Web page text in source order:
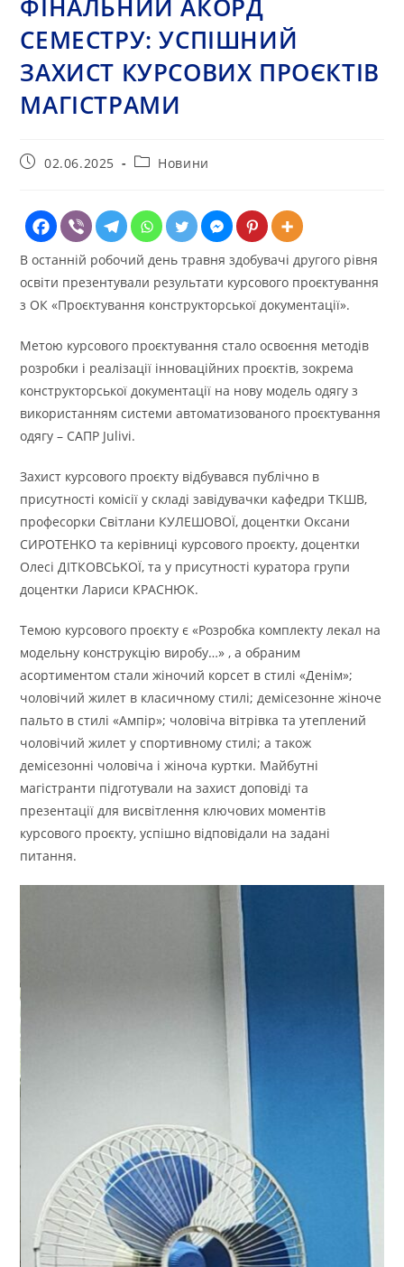
ФІНАЛЬНИЙ АКОРД
СЕМЕСТРУ: УСПІШНИЙ
ЗАХИСТ КУРСОВИХ ПРОЄКТІВ
МАГІСТРАМИ
Запис02.06.2025
Категорія
Новини
В останній робочий день травня здобувачі другого рівня
освіти презентували результати курсового проєктування
з ОК «Проєктування конструкторської документації».
Метою курсового проєктування стало освоєння методів
розробки і реалізації інноваційних проєктів, зокрема
конструкторської документації на нову модель одягу з
використанням системи автоматизованого проєктування
одягу – САПР Julivi.
Захист курсового проєкту відбувався публічно в
присутності комісії у складі завідувачки кафедри ТКШВ,
професорки Світлани КУЛЕШОВОЇ, доцентки Оксани
СИРОТЕНКО та керівниці курсового проєкту, доцентки
Олесі ДІТКОВСЬКОЇ, та у присутності куратора групи
доцентки Лариси КРАСНЮК.
Темою курсового проєкту є «Розробка комплекту лекал на
модельну конструкцію виробу…» , а обраним
асортиментом стали жіночий корсет в стилі «Денім»;
чоловічий жилет в класичному стилі; демісезонне жіноче
пальто в стилі «Ампір»; чоловіча вітрівка та утеплений
чоловічий жилет у спортивному стилі; а також
демісезонні чоловіча і жіноча куртки. Майбутні
магістранти підготували на захист доповіді та
презентації для висвітлення ключових моментів
курсового проєкту, успішно відповідали на задані
питання.